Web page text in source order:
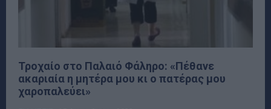
Τροχαίο στο Παλαιό Φάληρο: «Πέθανε
ακαριαία η μητέρα μου κι ο πατέρας μου
χαροπαλεύει»